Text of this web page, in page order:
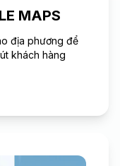
MAPS
địa phương để
khách hàng